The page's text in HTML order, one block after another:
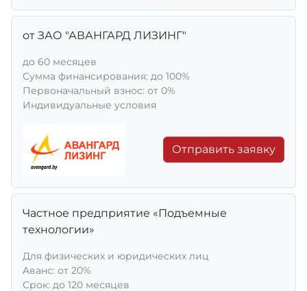
от ЗАО "АВАНГАРД ЛИЗИНГ"
до 60 месяцев
Сумма финансирования: до 100%
Первоначальный взнос: от 0%
Индивидуальные условия
Отправить заявку
Частное предприятие «Подъемные
технологии»
Для физических и юридических лиц
Aванс: от 20%
Срок: до 120 месяцев